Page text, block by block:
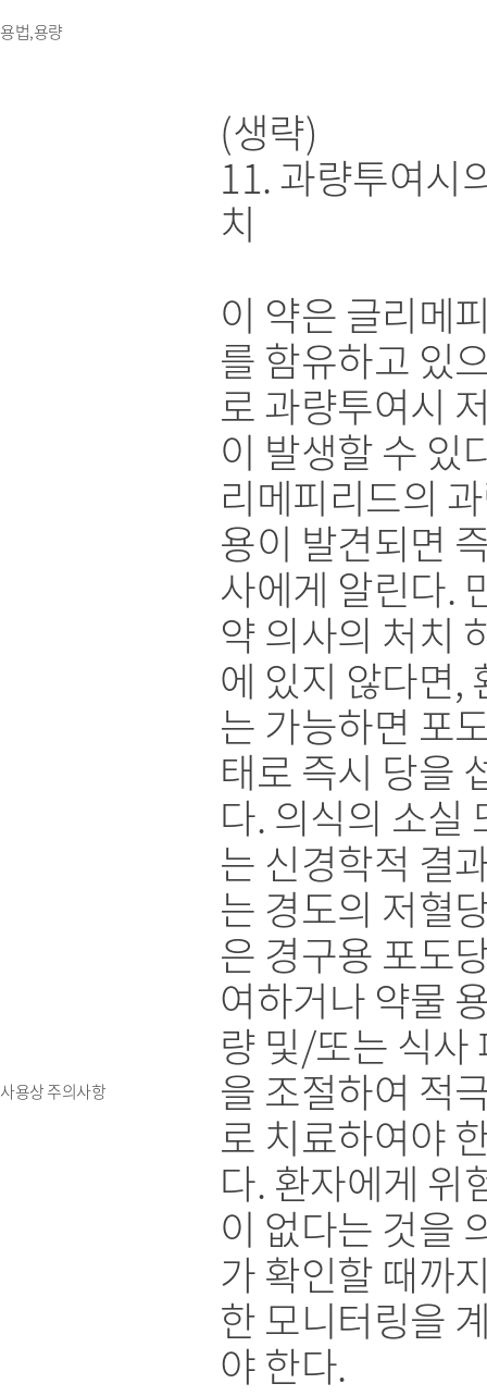
용법,용량
사용상 주의사항
(생략)
11. 과량투여시
치
이 약은 글리메
를 함유하고 있
로 과량투여시
이 발생할 수 있
리메피리드의
용이 발견되면
사에게 알린다.
약 의사의 처치
에 있지 않다면,
는 가능하면 포
태로 즉시 당을
다. 의식의 소실
는 신경학적 결
는 경도의 저혈
은 경구용 포도
여하거나 약물
량 및/또는 식사
을 조절하여 적
로 치료하여야
다. 환자에게 위
이 없다는 것을
가 확인할 때까
한 모니터링을
야 한다.